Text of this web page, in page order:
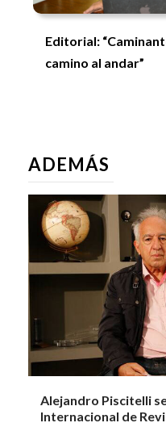
Editorial:
camino al andar”
ADEMÁS
Alejandro Piscitelli
Internacional de